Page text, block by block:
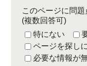
このページに問
(複数回答可)
特にない
ページを探し
必要な情報が